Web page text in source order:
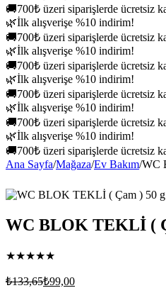
🚚700₺ üzeri siparişlerde ücretsiz
🌿İlk alışverişe %10 indirim!
🚚700₺ üzeri siparişlerde ücretsiz
🌿İlk alışverişe %10 indirim!
🚚700₺ üzeri siparişlerde ücretsiz
🌿İlk alışverişe %10 indirim!
🚚700₺ üzeri siparişlerde ücretsiz
🌿İlk alışverişe %10 indirim!
🚚700₺ üzeri siparişlerde ücretsiz
🌿İlk alışverişe %10 indirim!
🚚700₺ üzeri siparişlerde ücretsiz
Ana Sayfa/Mağaza/Ev Bakım/WC
WC BLOK TEKLİ (
★★★★★
₺133,65₺99,00